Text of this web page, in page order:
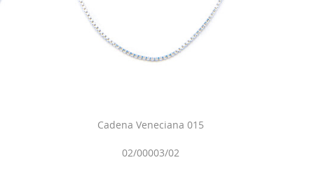
Cadena Veneciana 015
02/00003/02